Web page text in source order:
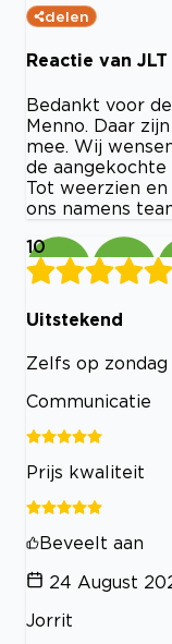
delen
Reactie van
Bedankt voor
Menno. Daar
mee. Wij
de
Tot weerzien
ons namens
10
Uitstekend
Zelfs op
Communicatie
Prijs kwaliteit
Beveelt aan
24 August
Jorrit